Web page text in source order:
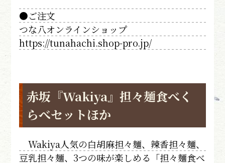
●ご注文
つな八オンラインショップ
https://tunahachi.shop-pro.jp/
赤坂『Wakiya』担々麺食べく
らべセットほか
Wakiya人気の白胡麻担々麺、辣香担々麺、
豆乳担々麺、3つの味が楽しめる「担々麺食べ